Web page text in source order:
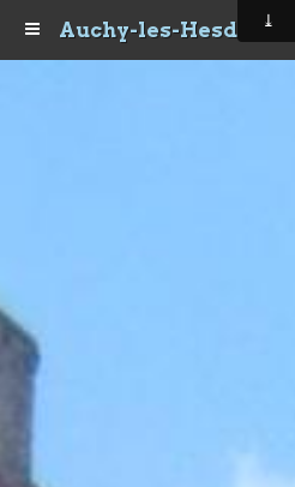
Auchy-les-Hesdin